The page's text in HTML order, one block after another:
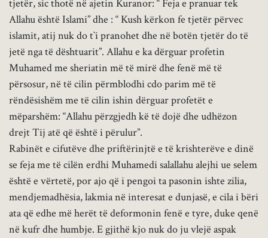
tjetër, sic thotë në ajetin Kuranor: “ Feja e pranuar tek
Allahu është Islami” dhe : “ Kush kërkon fe tjetër përvec
islamit, atij nuk do t`i pranohet dhe në botën tjetër do të
jetë nga të dështuarit”. Allahu e ka dërguar profetin
Muhamed me sheriatin më të mirë dhe fenë më të
përsosur, në të cilin përmblodhi cdo parim më të
rëndësishëm me të cilin ishin dërguar profetët e
mëparshëm: “Allahu përzgjedh kë të dojë dhe udhëzon
drejt Tij atë që është i përulur”.
Rabinët e cifutëve dhe priftërinjtë e të krishterëve e dinë
se feja me të cilën erdhi Muhamedi salallahu alejhi ue selem
është e vërtetë, por ajo që i pengoi ta pasonin ishte zilia,
mendjemadhësia, lakmia në interesat e dunjasë, e cila i bëri
ata që edhe më herët të deformonin fenë e tyre, duke qenë
në kufr dhe humbje. E gjithë kjo nuk do ju vlejë aspak